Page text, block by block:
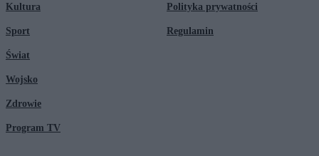
Kultura
Sport
Świat
Wojsko
Zdrowie
Program TV
Polityka prywatności
Regulamin